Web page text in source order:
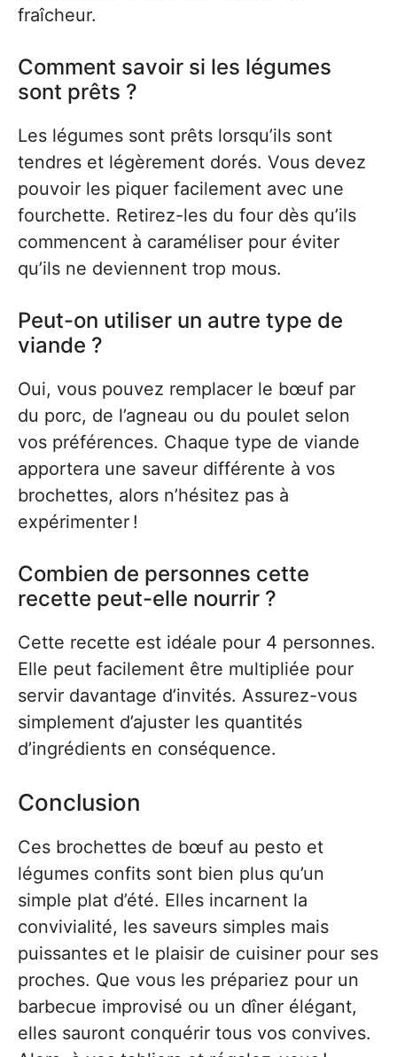
fraîcheur.
Comment savoir si les légumes
sont prêts ?
Les légumes sont prêts lorsqu’ils sont
tendres et légèrement dorés. Vous devez
pouvoir les piquer facilement avec une
fourchette. Retirez-les du four dès qu’ils
commencent à caraméliser pour éviter
qu’ils ne deviennent trop mous.
Peut-on utiliser un autre type de
viande ?
Oui, vous pouvez remplacer le bœuf par
du porc, de l’agneau ou du poulet selon
vos préférences. Chaque type de viande
apportera une saveur différente à vos
brochettes, alors n’hésitez pas à
expérimenter !
Combien de personnes cette
recette peut-elle nourrir ?
Cette recette est idéale pour 4 personnes.
Elle peut facilement être multipliée pour
servir davantage d’invités. Assurez-vous
simplement d’ajuster les quantités
d’ingrédients en conséquence.
Conclusion
Ces brochettes de bœuf au pesto et
légumes confits sont bien plus qu’un
simple plat d’été. Elles incarnent la
convivialité, les saveurs simples mais
puissantes et le plaisir de cuisiner pour ses
proches. Que vous les prépariez pour un
barbecue improvisé ou un dîner élégant,
elles sauront conquérir tous vos convives.